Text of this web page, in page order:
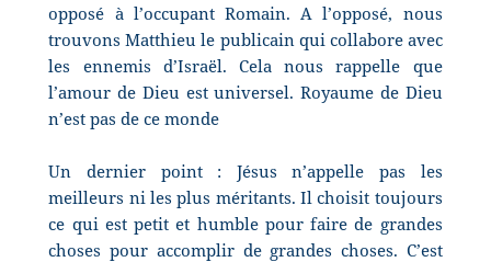
opposé à l’occupant Romain. A l’opposé, nous
trouvons Matthieu le publicain qui collabore avec
les ennemis d’Israël. Cela nous rappelle que
l’amour de Dieu est universel. Royaume de Dieu
n’est pas de ce monde
Un dernier point : Jésus n’appelle pas les
meilleurs ni les plus méritants. Il choisit toujours
ce qui est petit et humble pour faire de grandes
choses pour accomplir de grandes choses. C’est